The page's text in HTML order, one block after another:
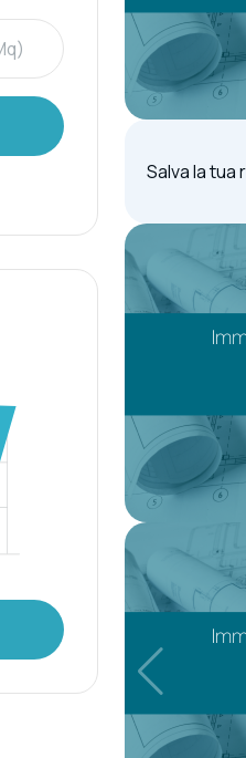
Salva la tua